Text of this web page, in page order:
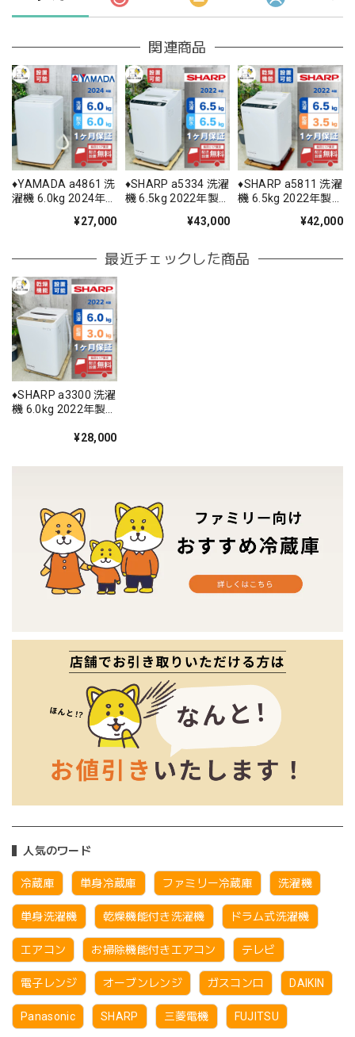
人気のワード
冷蔵庫 単身冷蔵庫 ファミリー冷蔵庫 洗濯機
単身洗濯機 乾燥機能付き洗濯機 ドラム式洗濯機
エアコン お掃除機能付きエアコン テレビ
電子レンジ オーブンレンジ ガスコンロ DAIKIN
Panasonic SHARP 三菱電機 FUJITSU
関連商品
♦️YAMADA a4861 洗
濯機 6.0kg 2024年
¥27,000
♦️SHARP a5334 洗濯
機 6.5kg 2022年製
¥43,000
♦️SHARP a5811 洗濯
機 6.5kg 2022年製
¥42,000
最近チェックした商品
♦️SHARP a3300 洗濯
機 6.0kg 2022年製
¥28,000